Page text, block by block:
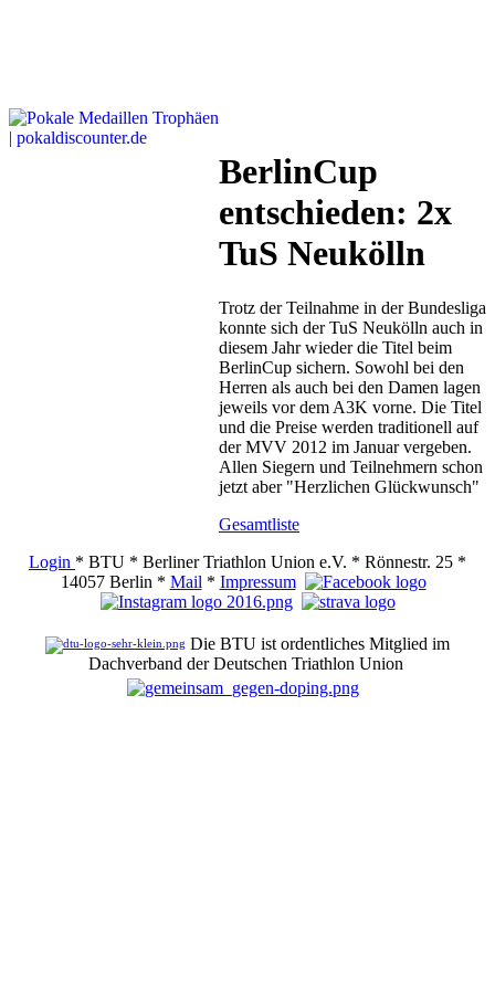
BerlinCup
entschieden: 2x
TuS Neukölln
Trotz der Teilnahme in der Bundesliga
konnte sich der TuS Neukölln auch in
diesem Jahr wieder die Titel beim
BerlinCup sichern. Sowohl bei den
Herren als auch bei den Damen lagen
jeweils vor dem A3K vorne. Die Titel
und die Preise werden traditionell auf
der MVV 2012 im Januar vergeben.
Allen Siegern und Teilnehmern schon
jetzt aber "Herzlichen Glückwunsch"
Gesamtliste
Login * BTU * Berliner Triathlon Union e.V. * Rönnestr. 25 *
14057 Berlin * Mail * Impressum
Die BTU ist ordentliches Mitglied im
Dachverband der Deutschen Triathlon Union